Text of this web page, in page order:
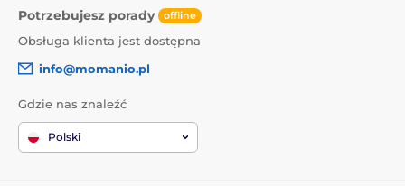
1x mokra ściereczka
Potrzebujesz porady offline
Obsługa klienta jest dostępna
info@momanio.pl
Gdzie nas znaleźć
Polski